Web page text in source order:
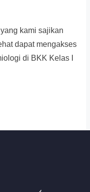
kami sajikan
dapat mengakses
di BKK Kelas I